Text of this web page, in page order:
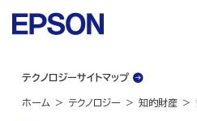
テクノロジーサイトマップ
ホーム テクノロジー 知的財産